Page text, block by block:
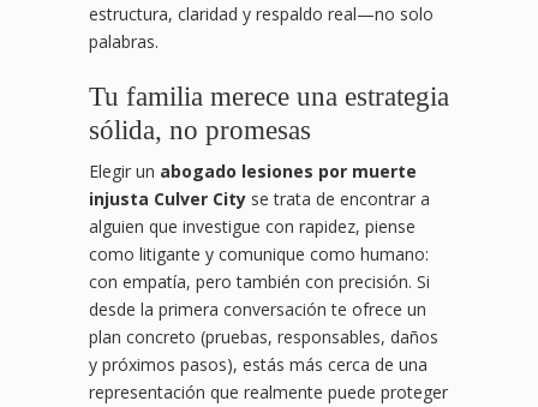
estructura, claridad y respaldo real—no solo
palabras.
Tu familia merece una estrategia
sólida, no promesas
Elegir un abogado lesiones por muerte
injusta Culver City se trata de encontrar a
alguien que investigue con rapidez, piense
como litigante y comunique como humano:
con empatía, pero también con precisión. Si
desde la primera conversación te ofrece un
plan concreto (pruebas, responsables, daños
y próximos pasos), estás más cerca de una
representación que realmente puede proteger